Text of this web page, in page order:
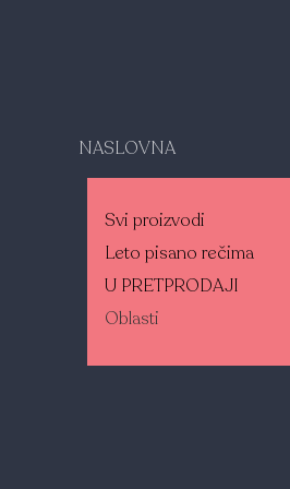
NASLOVNA
Svi proizvodi
Leto pisano rečima
U PRETPRODAJI
Oblasti